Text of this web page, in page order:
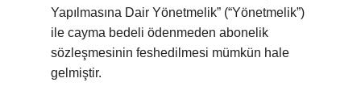
Yapılmasına Dair Yönetmelik” (“Yönetmelik”)
ile cayma bedeli ödenmeden abonelik
sözleşmesinin feshedilmesi mümkün hale
gelmiştir.